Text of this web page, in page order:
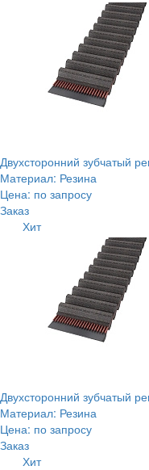
Двухсторонний зубчатый
Материал: Резина
Цена: по запросу
Заказ
Хит
Двухсторонний зубчатый
Материал: Резина
Цена: по запросу
Заказ
Хит